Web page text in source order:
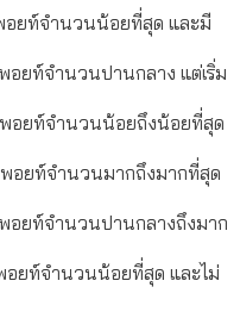
ำนวนน้อยที่สุด และมี
ท์จำนวนปานกลาง แต่เริ่ม
ยท์จำนวนน้อยถึงน้อยที่สุด
ยท์จำนวนมากถึงมากที่สุด
ำนวนปานกลางถึงมาก
จำนวนน้อยที่สุด และไม่